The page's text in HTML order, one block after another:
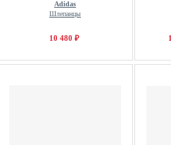
Adidas
Шлепанцы
10 480 ₽